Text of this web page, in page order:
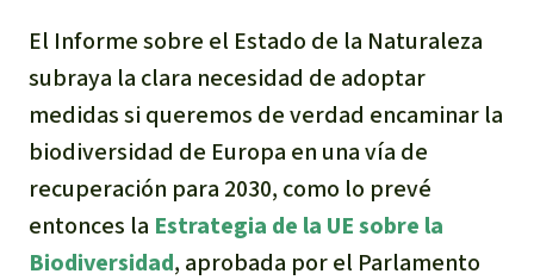
El Informe sobre el Estado de la Naturaleza
subraya la clara necesidad de adoptar
medidas si queremos de verdad encaminar la
biodiversidad de Europa en una vía de
recuperación para 2030, como lo prevé
entonces la Estrategia de la UE sobre la
Biodiversidad, aprobada por el Parlamento